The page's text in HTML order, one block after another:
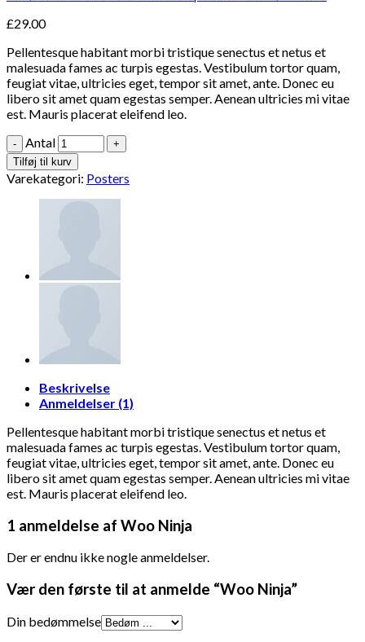
£29.00
Pellentesque habitant morbi tristique senectus et netus et
malesuada fames ac turpis egestas. Vestibulum tortor quam,
feugiat vitae, ultricies eget, tempor sit amet, ante. Donec eu
libero sit amet quam egestas semper. Aenean ultricies mi vitae
est. Mauris placerat eleifend leo.
Antal
Tilføj til kurv
Varekategori: Posters
Beskrivelse
Anmeldelser (1)
Pellentesque habitant morbi tristique senectus et netus et
malesuada fames ac turpis egestas. Vestibulum tortor quam,
feugiat vitae, ultricies eget, tempor sit amet, ante. Donec eu
libero sit amet quam egestas semper. Aenean ultricies mi vitae
est. Mauris placerat eleifend leo.
1 anmeldelse af Woo Ninja
Der er endnu ikke nogle anmeldelser.
Vær den første til at anmelde “Woo Ninja”
Din bedømmelse